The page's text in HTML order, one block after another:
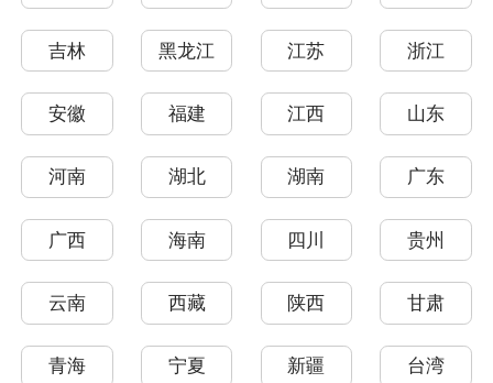
吉林 黑龙江 江苏 浙江
安徽 福建 江西 山东
河南 湖北 湖南 广东
广西 海南 四川 贵州
云南 西藏 陕西 甘肃
青海 宁夏 新疆 台湾